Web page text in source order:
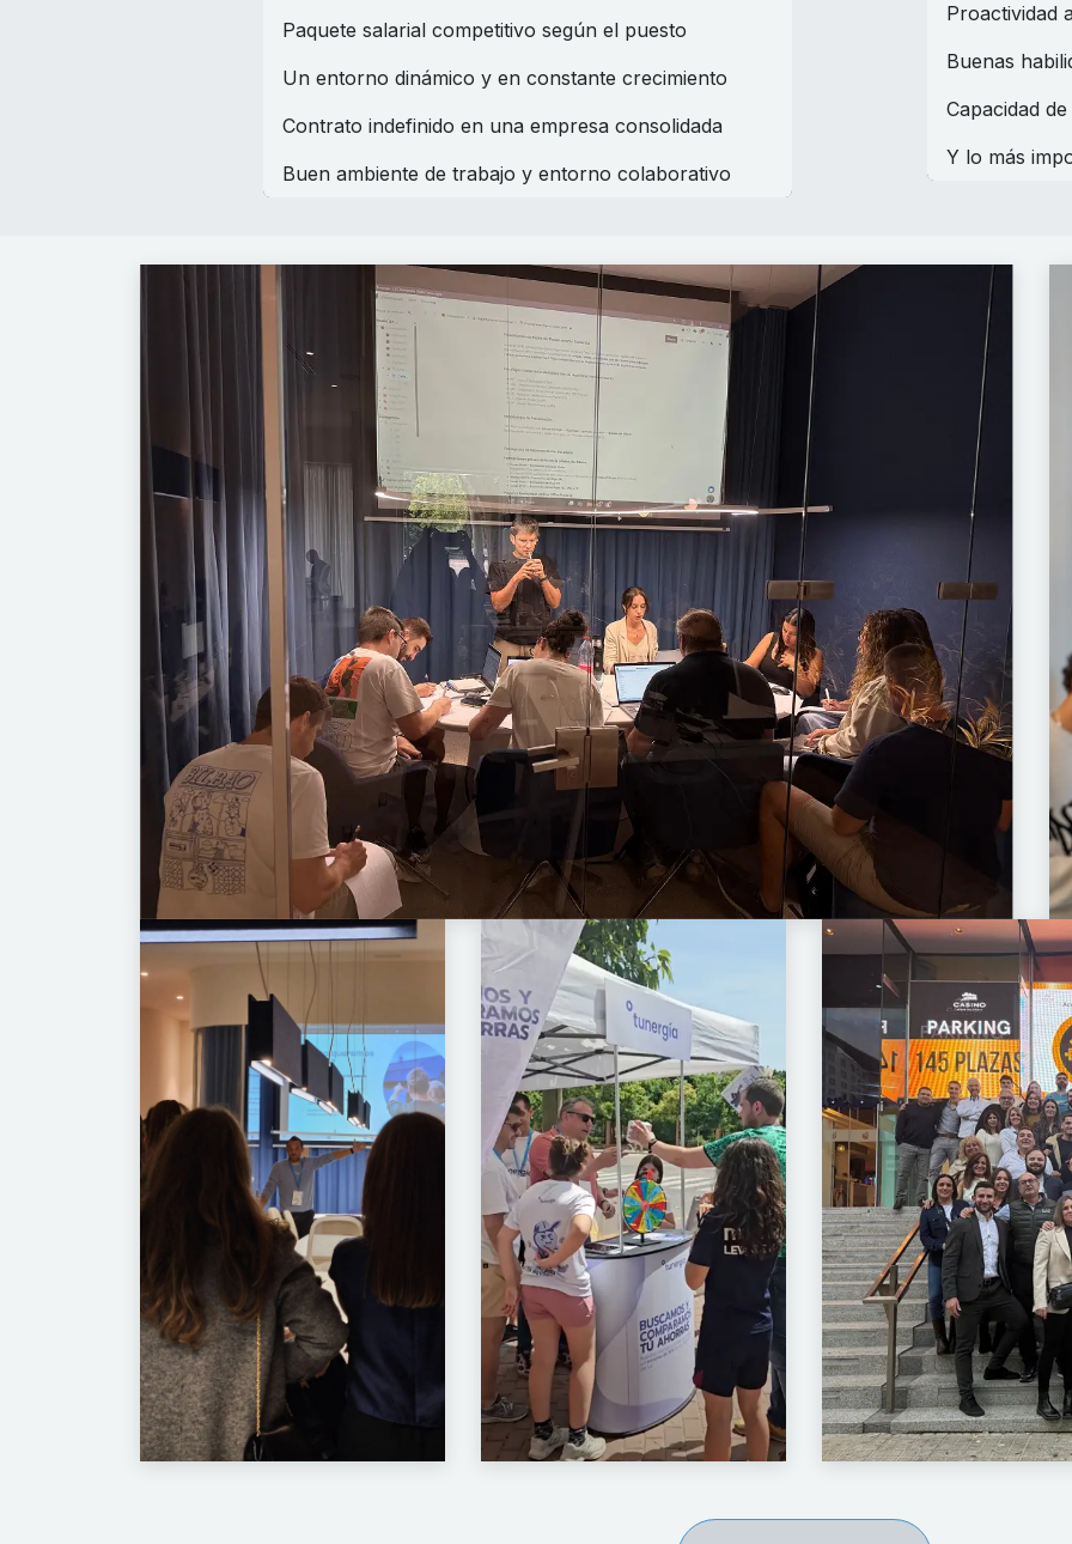
Proactividad
Buenas
Capacidad
Y lo más
Paquete salarial competitivo según el puesto
Un entorno dinámico y en constante crecimiento
Contrato indefinido en una empresa consolidada
Buen ambiente de trabajo y entorno colaborativo